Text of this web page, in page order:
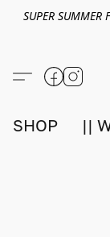
SUPER SUMMER
SHOP ||